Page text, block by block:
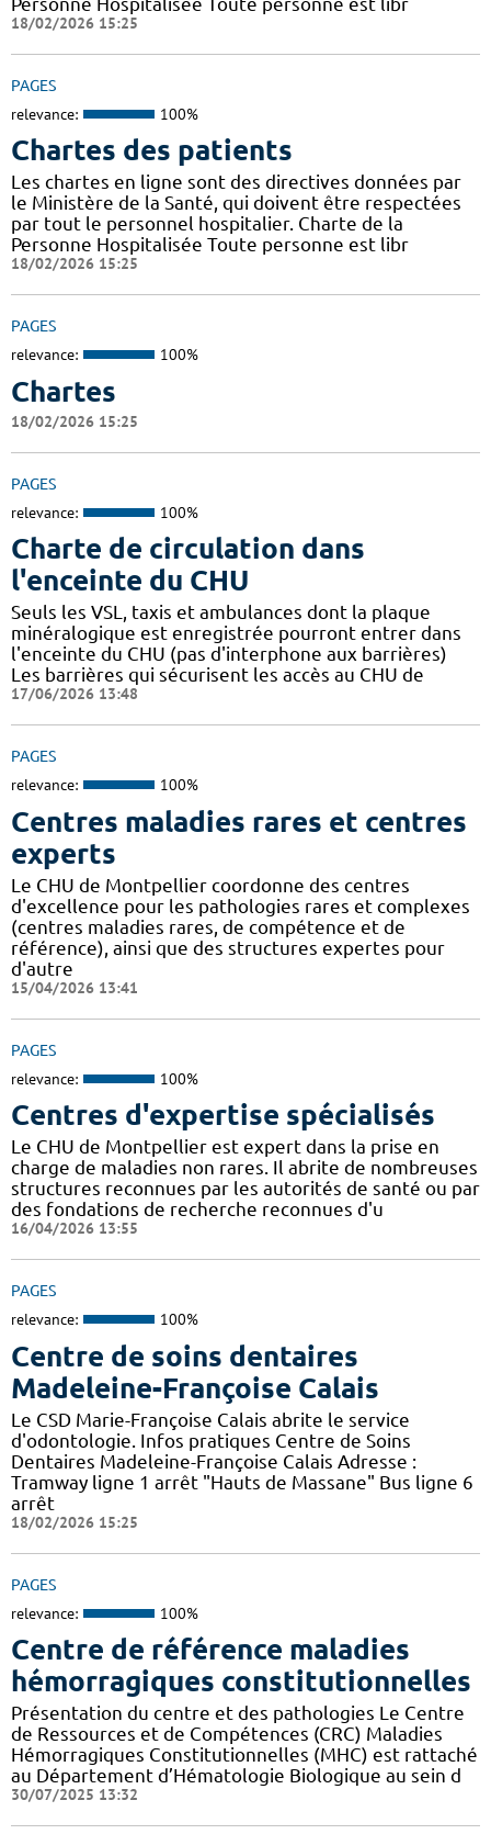
18/02/2026 15:25
PAGES
relevance: 100%
Chartes des patients
Les chartes en ligne sont des directives données par
le Ministère de la Santé, qui doivent être respectées
par tout le personnel hospitalier. Charte de la
Personne Hospitalisée Toute personne est libr
18/02/2026 15:25
PAGES
relevance: 100%
Chartes
18/02/2026 15:25
PAGES
relevance: 100%
Charte de circulation dans
l'enceinte du CHU
Seuls les VSL, taxis et ambulances dont la plaque
minéralogique est enregistrée pourront entrer dans
l'enceinte du CHU (pas d'interphone aux barrières)
Les barrières qui sécurisent les accès au CHU de
17/06/2026 13:48
PAGES
relevance: 100%
Centres maladies rares et centres
experts
Le CHU de Montpellier coordonne des centres
d'excellence pour les pathologies rares et complexes
(centres maladies rares, de compétence et de
référence), ainsi que des structures expertes pour
d'autre
15/04/2026 13:41
PAGES
relevance: 100%
Centres d'expertise spécialisés
Le CHU de Montpellier est expert dans la prise en
charge de maladies non rares. Il abrite de nombreuses
structures reconnues par les autorités de santé ou par
des fondations de recherche reconnues d'u
16/04/2026 13:55
PAGES
relevance: 100%
Centre de soins dentaires
Madeleine-Françoise Calais
Le CSD Marie-Françoise Calais abrite le service
d'odontologie. Infos pratiques Centre de Soins
Dentaires Madeleine-Françoise Calais Adresse :
Tramway ligne 1 arrêt "Hauts de Massane" Bus ligne 6
arrêt
18/02/2026 15:25
PAGES
relevance: 100%
Centre de référence maladies
hémorragiques constitutionnelles
Présentation du centre et des pathologies Le Centre
de Ressources et de Compétences (CRC) Maladies
Hémorragiques Constitutionnelles (MHC) est rattaché
au Département d’Hématologie Biologique au sein d
30/07/2025 13:32